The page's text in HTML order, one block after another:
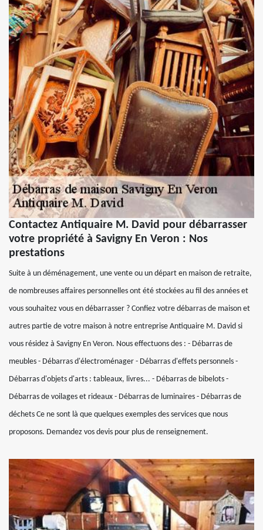
Contactez Antiquaire M. David pour débarrasser
votre propriété à Savigny En Veron : Nos
prestations
Suite à un déménagement, une vente ou un départ en maison de retraite,
de nombreuses affaires personnelles ont été stockées au fil des années et
vous souhaitez vous en débarrasser ? Confiez votre débarras de maison et
autres partie de votre maison à notre entreprise Antiquaire M. David si
vous résidez à Savigny En Veron. Nous effectuons des : - Débarras de
meubles - Débarras d'électroménager - Débarras d'effets personnels -
Débarras d'objets d'arts : tableaux, livres... - Débarras de bibelots -
Débarras de voilages et rideaux - Débarras de luminaires - Débarras de
déchets Ce ne sont là que quelques exemples des services que nous
proposons. Demandez vos devis pour plus de renseignement.